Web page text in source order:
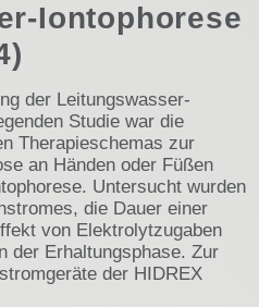
Iontophorese
der Leitungswasser-
Studie war die
Therapieschemas zur
an Händen oder Füßen
Untersucht wurden
die Dauer einer
von Elektrolytzugaben
der Erhaltungsphase. Zur
der HIDREX